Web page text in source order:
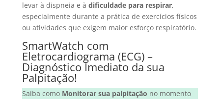
levar à dispneia e à dificuldade para respirar,
especialmente durante a prática de exercícios físicos
ou atividades que exigem maior esforço respiratório.
SmartWatch com
Eletrocardiograma (ECG) –
Diagnóstico Imediato da sua
Palpitação!
Saiba como Monitorar sua palpitação no momento